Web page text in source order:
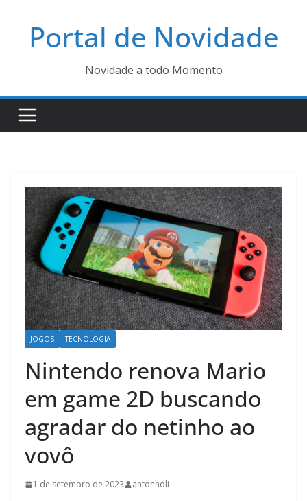
Portal de Novidade
Novidade a todo Momento
JOGOS TECNOLOGIA
Nintendo renova Mario
em game 2D buscando
agradar do netinho ao
vovô
1 de setembro de 2023 antonholi